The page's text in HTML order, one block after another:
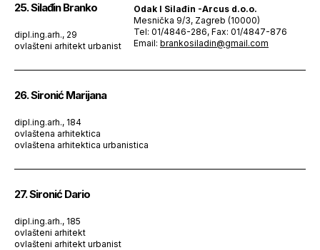
25. Silađin Branko
dipl.ing.arh., 29
ovlašteni arhitekt urbanist
Odak I Silađin -Arcus d.o.o.
Mesnička 9/3, Zagreb (10000)
Tel: 01/4846-286, Fax: 01/4847-876
Email: brankosiladin@gmail.com
26. Sironić Marijana
dipl.ing.arh., 184
ovlaštena arhitektica
ovlaštena arhitektica urbanistica
27. Sironić Dario
dipl.ing.arh., 185
ovlašteni arhitekt
ovlašteni arhitekt urbanist